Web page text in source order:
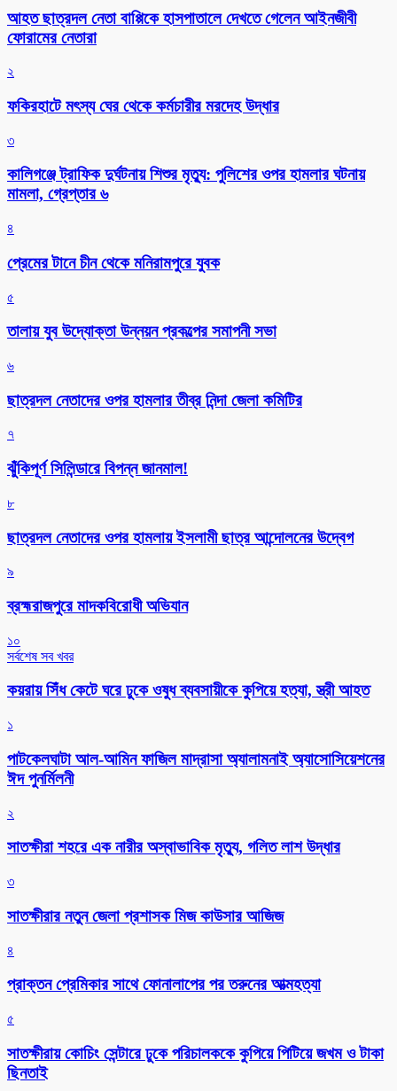
আহত ছাত্রদল নেতা বাপ্পিকে হাসপাতালে দেখতে গেলেন আইনজীবী
ফোরামের নেতারা
২
ফকিরহাটে মৎস্য ঘের থেকে কর্মচারীর মরদেহ উদ্ধার
৩
কালিগঞ্জে ট্রাফিক দুর্ঘটনায় শিশুর মৃত্যু: পুলিশের ওপর হামলার ঘটনায়
মামলা, গ্রেপ্তার ৬
৪
প্রেমের টানে চীন থেকে মনিরামপুরে যুবক
৫
তালায় যুব উদ্যোক্তা উন্নয়ন প্রকল্পের সমাপনী সভা
৬
ছাত্রদল নেতাদের ওপর হামলার তীব্র নিন্দা জেলা কমিটির
৭
ঝুঁকিপূর্ণ সিলিন্ডারে বিপন্ন জানমাল!
৮
ছাত্রদল নেতাদের ওপর হামলায় ইসলামী ছাত্র আন্দোলনের উদ্বেগ
৯
ব্রহ্মরাজপুরে মাদকবিরোধী অভিযান
১০
সর্বশেষ সব খবর
কয়রায় সিঁধ কেটে ঘরে ঢুকে ওষুধ ব্যবসায়ীকে কুপিয়ে হত্যা, স্ত্রী আহত
১
পাটকেলঘাটা আল-আমিন ফাজিল মাদ্রাসা অ্যালামনাই অ্যাসোসিয়েশনের
ঈদ পুনর্মিলনী
২
সাতক্ষীরা শহরে এক নারীর অস্বাভাবিক মৃত্যু, গলিত লাশ উদ্ধার
৩
সাতক্ষীরার নতুন জেলা প্রশাসক মিজ কাউসার আজিজ
৪
প্রাক্তন প্রেমিকার সাথে ফোনালাপের পর তরুনের আত্মহত্যা
৫
সাতক্ষীরায় কোচিং সেন্টারে ঢুকে পরিচালককে কুপিয়ে পিটিয়ে জখম ও টাকা
ছিনতাই